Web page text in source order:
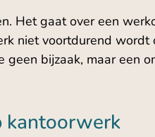
Het gaat over een
niet voortdurend wordt
bijzaak, maar
kantoorwerk